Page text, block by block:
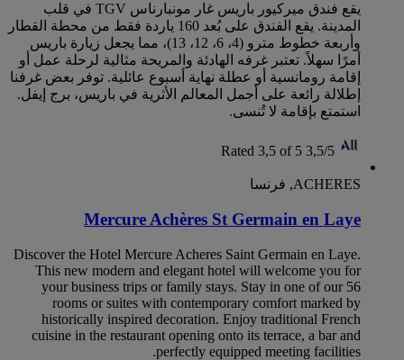
يقع فندق ميركيور باريس غار مونبارناس TGV في قلب
المدينة. يقع الفندق على بُعد 160 ياردة فقط من محطة القطار
وأربعة خطوط مترو (4، 6، 12، 13)، مما يجعل زيارة باريس
أمرًا سهلاً. تعتبر غرفه الهادئة والمريحة مثالية لرحلة عمل أو
إقامة رومانسية أو عطلة نهاية أسبوع عائلية. توفر بعض غرفنا
إطلالة رائعة على أجمل المعالم الأثرية في باريس، برج إيفل.
استمتع بإقامة لا تُنسى.
3,5/5
Rated 3,5 of 5
ACHERES, فرنسا
Mercure Achères St Germain en Laye
Discover the Hotel Mercure Acheres Saint Germain en Laye.
This new modern and elegant hotel will welcome you for
your business trips or family stays. Stay in one of our 56
rooms or suites with contemporary comfort marked by
historically inspired decoration. Enjoy traditional French
cuisine in the restaurant opening onto its terrace, a bar and
perfectly equipped meeting facilities.